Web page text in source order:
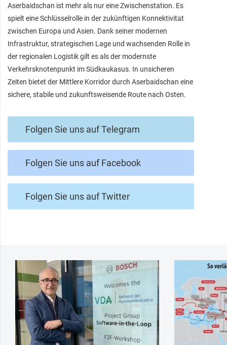
Aserbaidschan ist mehr als nur eine Zwischenstation. Es
spielt eine Schlüsselrolle in der zukünftigen Konnektivität
zwischen Europa und Asien. Dank seiner modernen
Infrastruktur, strategischen Lage und wachsenden Rolle in
der regionalen Logistik gilt es als der modernste
Verkehrsknotenpunkt im Südkaukasus. In unsicheren
Zeiten bietet der Mittlere Korridor durch Aserbaidschan eine
sichere, stabile und zukunftsweisende Route nach Osten.
Folgen Sie uns auf Telegram
Folgen Sie uns auf Facebook
Folgen Sie uns auf Twitter